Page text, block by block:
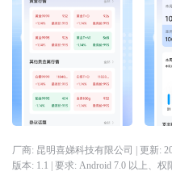
厂商: 昆明喜娣科技有限公司 | 更新:
版本: 1.1 | 要求: Android 7.0 以上、 权